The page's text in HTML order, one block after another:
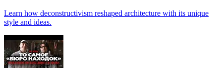
Learn how deconstructivism reshaped architecture with its unique
style and ideas.